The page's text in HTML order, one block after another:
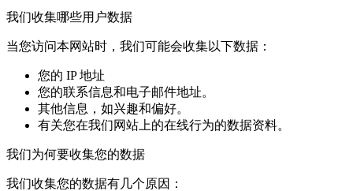
我们收集哪些用户数据
当您访问本网站时，我们可能会收集以下数据：
您的 IP 地址
您的联系信息和电子邮件地址。
其他信息，如兴趣和偏好。
有关您在我们网站上的在线行为的数据资料。
我们为何要收集您的数据
我们收集您的数据有几个原因：